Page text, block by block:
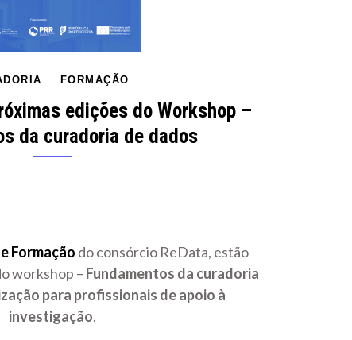
FORMAÇÃO
edições do Workshop –
da curadoria de dados
Formação do consórcio ReData, estão
workshop – Fundamentos da curadoria
para profissionais de apoio à
investigação.